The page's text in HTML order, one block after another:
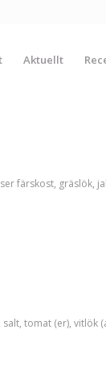
Aktuellt
färskost, gräslök,
salt, tomat (er), vitlök